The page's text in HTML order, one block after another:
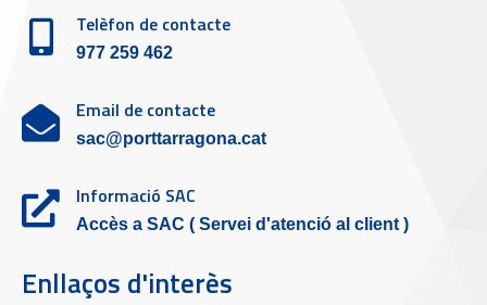
Telèfon de contacte
977 259 462
Email de contacte
sac@porttarragona.cat
Informació SAC
Accès a SAC ( Servei d'atenció al client )
Enllaços d'interès